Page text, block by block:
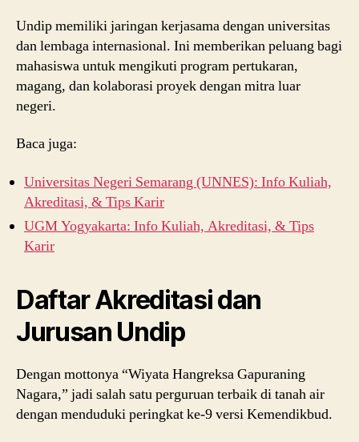
Undip memiliki jaringan kerjasama dengan universitas
dan lembaga internasional. Ini memberikan peluang bagi
mahasiswa untuk mengikuti program pertukaran,
magang, dan kolaborasi proyek dengan mitra luar
negeri.
Baca juga:
Universitas Negeri Semarang (UNNES): Info Kuliah,
Akreditasi, & Tips Karir
UGM Yogyakarta: Info Kuliah, Akreditasi, & Tips
Karir
Daftar Akreditasi dan
Jurusan Undip
Dengan mottonya “Wiyata Hangreksa Gapuraning
Nagara,” jadi salah satu perguruan terbaik di tanah air
dengan menduduki peringkat ke-9 versi Kemendikbud.